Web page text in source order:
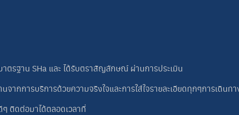
าตรฐาน SHa และ ได้รับตราสัญลักษณ์ ผ่านการประเมิน
ากการบริการด้วยความจริงใจและการใส่ใจรายละเอียดทุกๆการเดิน
ๆ ติดต่อมาได้ตลอดเวลาที่